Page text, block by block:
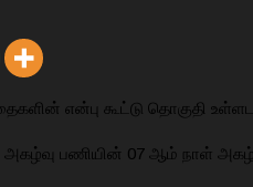
என்பு கூட்டு தொகுதி
அகழ்வு பணியின் 07 ஆம் நாள்